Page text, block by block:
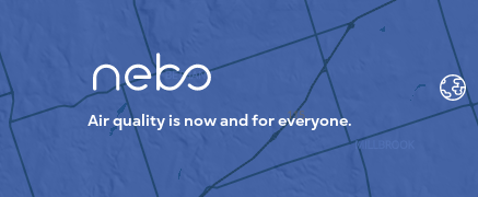
Air quality is now and for everyone.